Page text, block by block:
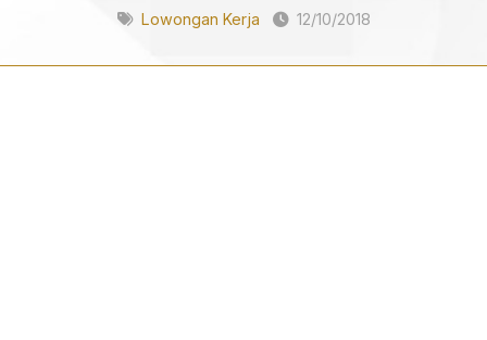
Lowongan Kerja 12/10/2018